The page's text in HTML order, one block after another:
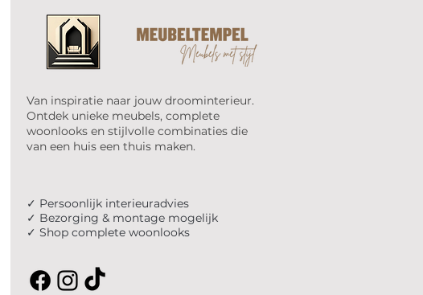
Van inspiratie naar jouw droominterieur.
Ontdek unieke meubels, complete
woonlooks en stijlvolle combinaties die
van een huis een thuis maken.
✓ Persoonlijk interieuradvies
✓ Bezorging & montage mogelijk
✓ Shop complete woonlooks